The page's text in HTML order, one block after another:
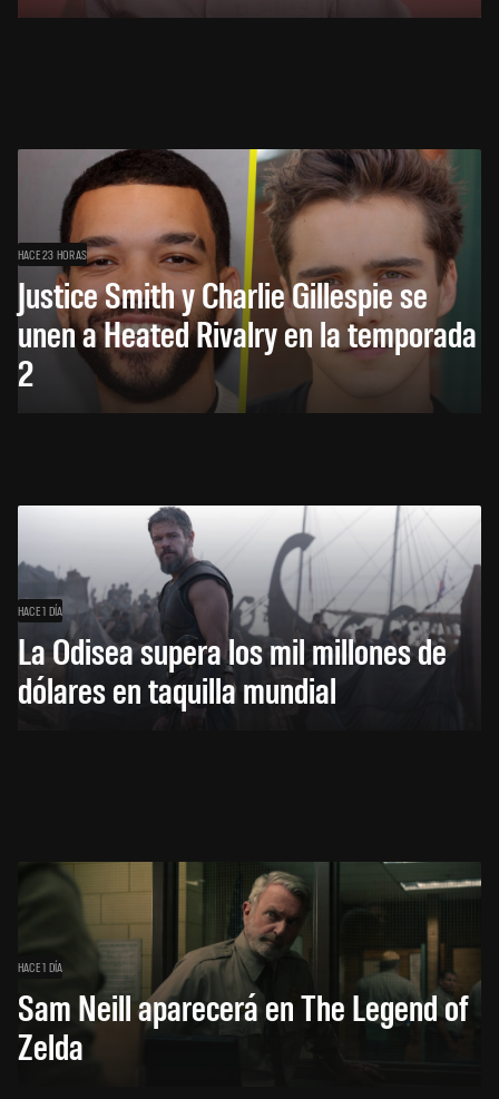
HACE 23 HORAS
Justice Smith y Charlie Gillespie se
unen a Heated Rivalry en la temporada
2
HACE 1 DÍA
La Odisea supera los mil millones de
dólares en taquilla mundial
HACE 1 DÍA
Sam Neill aparecerá en The Legend of
Zelda